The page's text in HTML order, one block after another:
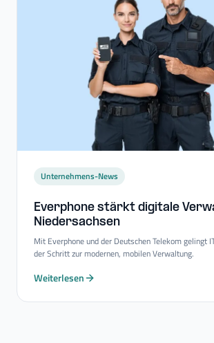
Unternehmens-News
Everphone stärkt digitale
Niedersachsen
Mit Everphone und der Deutschen Telekom gelingt
der Schritt zur modernen, mobilen Verwaltung.
Weiterlesen